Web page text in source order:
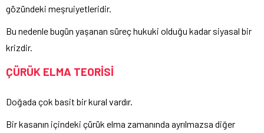
gözündeki meşruiyetleridir.
Bu nedenle bugün yaşanan süreç hukuki olduğu kadar siyasal bir
krizdir.
ÇÜRÜK ELMA TEORİSİ
Doğada çok basit bir kural vardır.
Bir kasanın içindeki çürük elma zamanında ayrılmazsa diğer